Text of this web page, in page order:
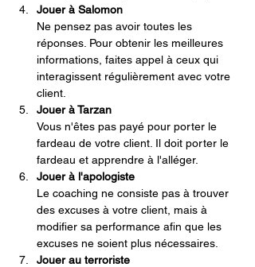
Jouer à Salomon
Ne pensez pas avoir toutes les
réponses. Pour obtenir les meilleures
informations, faites appel à ceux qui
interagissent régulièrement avec votre
client.
Jouer à Tarzan
Vous n'êtes pas payé pour porter le
fardeau de votre client. Il doit porter le
fardeau et apprendre à l'alléger.
Jouer à l'apologiste
Le coaching ne consiste pas à trouver
des excuses à votre client, mais à
modifier sa performance afin que les
excuses ne soient plus nécessaires.
Jouer au terroriste